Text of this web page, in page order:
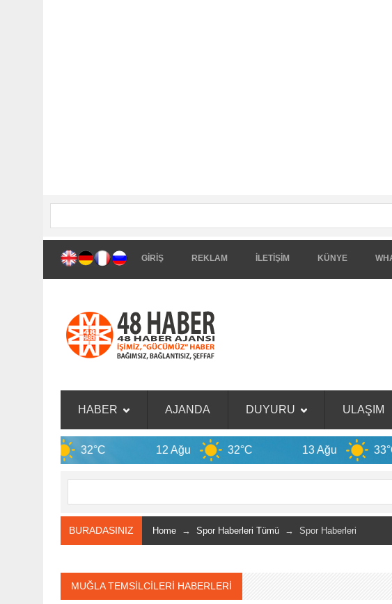
GİRİŞ REKLAM İLETİŞİM KÜNYE
HABER AJANDA DUYURU ULAŞIM
12 Ağu 32°C 13 Ağu 33°C 14
BURADASINIZ Home → Spor Haberleri Tümü → Spor Haberleri
MUĞLA TEMSİLCİLERİ HABERLERİ